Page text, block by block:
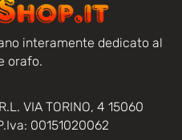
interamente dedicato al
orafo.
VIA TORINO, 4 15060
00151020062